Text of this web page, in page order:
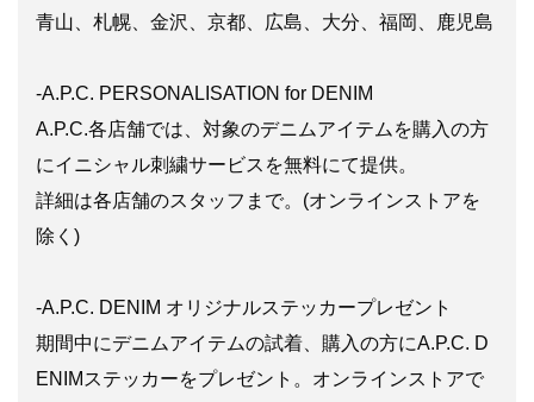
青山、札幌、金沢、京都、広島、大分、福岡、鹿児島
-A.P.C. PERSONALISATION for DENIM
A.P.C.各店舗では、対象のデニムアイテムを購入の方
にイニシャル刺繍サービスを無料にて提供。
詳細は各店舗のスタッフまで。(オンラインストアを
除く)
-A.P.C. DENIM オリジナルステッカープレゼント
期間中にデニムアイテムの試着、購入の方にA.P.C. D
ENIMステッカーをプレゼント。オンラインストアで